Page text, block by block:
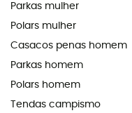
Parkas mulher
Polars mulher
Casacos penas homem
Parkas homem
Polars homem
Tendas campismo